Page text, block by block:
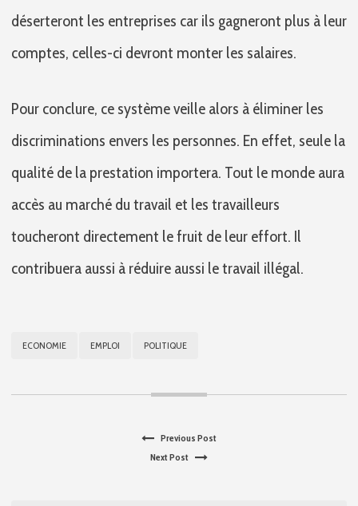
déserteront les entreprises car ils gagneront plus à leur
comptes, celles-ci devront monter les salaires.
Pour conclure, ce système veille alors à éliminer les
discriminations envers les personnes. En effet, seule la
qualité de la prestation importera. Tout le monde aura
accès au marché du travail et les travailleurs
toucheront directement le fruit de leur effort. Il
contribuera aussi à réduire aussi le travail illégal.
ECONOMIE EMPLOI POLITIQUE
Previous PostPrevious
Next Post
Next